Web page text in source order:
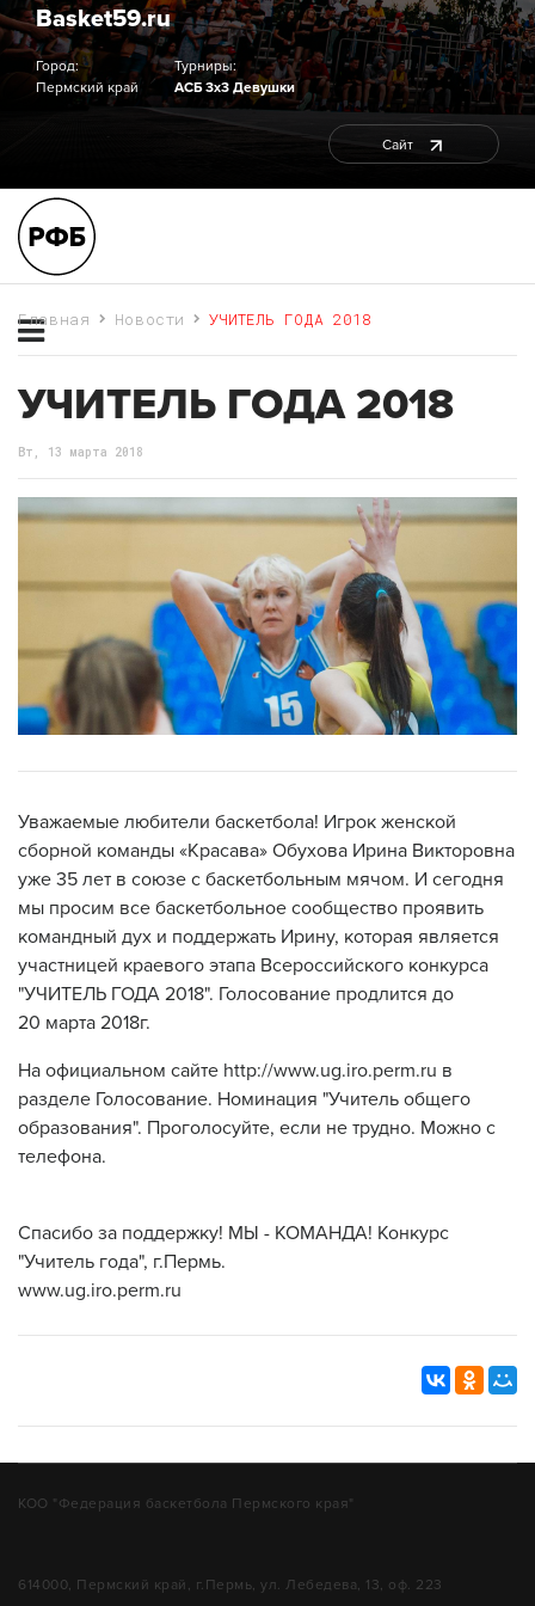
Basket59.ru
Город:
Пермский край
Турниры:
АСБ 3х3 Девушки
Сайт
Главная Новости УЧИТЕЛЬ ГОДА 2018
УЧИТЕЛЬ ГОДА 2018
Вт, 13 марта 2018
Уважаемые любители баскетбола! Игрок женской
сборной команды «Красава» Обухова Ирина Викторовна
уже 35 лет в союзе с баскетбольным мячом. И сегодня
мы просим все баскетбольное сообщество проявить
командный дух и поддержать Ирину, которая является
участницей краевого этапа Всероссийского конкурса
"УЧИТЕЛЬ ГОДА 2018". Голосование продлится до
20 марта 2018г.
На официальном сайте http://www.ug.iro.perm.ru в
разделе Голосование. Номинация "Учитель общего
образования". Проголосуйте, если не трудно. Можно с
телефона.
Спасибо за поддержку! МЫ - КОМАНДА! Конкурс
"Учитель года", г.Пермь.
www.ug.iro.perm.ru
КОО "Федерация баскетбола Пермского края"
614000, Пермский край, г.Пермь, ул. Лебедева, 13, оф. 223